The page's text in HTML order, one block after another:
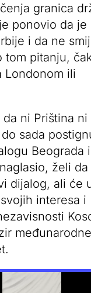
granica
ponovio da je
i da ne
tom pitanju,
Londonom ili
ni Priština
sada
Beograda
želi
dijalog, ali će
interesa i